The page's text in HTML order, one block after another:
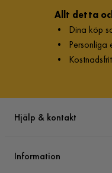
Allt detta
• Dina köp
• Personliga
•
Hjälp & kontakt
Information